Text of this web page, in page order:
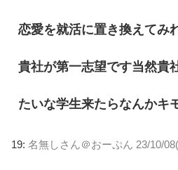
恋愛を就活に置き換えてみ
貴社が第一志望です当然貴
たいな学生来たらなんかキ
19: 名無しさん＠おーぷん 23/10/